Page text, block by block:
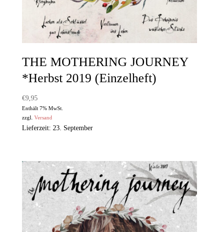
THE MOTHERING JOURNEY
*Herbst 2019 (Einzelheft)
€9,95
Enthält 7% MwSt.
zzgl. Versand
Lieferzeit: 23. September